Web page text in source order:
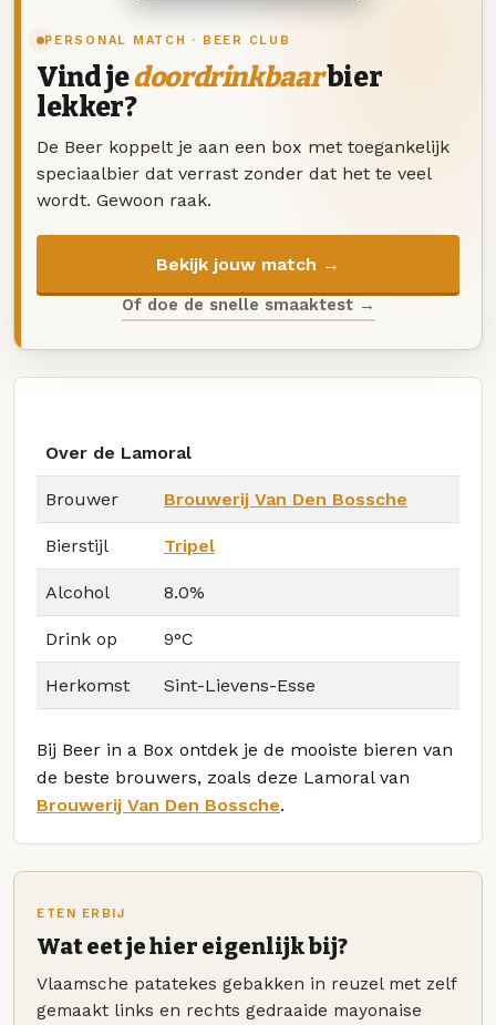
PERSONAL MATCH · BEER CLUB
Vind jedoordrinkbaarbier
lekker?
De Beer koppelt je aan een box met toegankelijk
speciaalbier dat verrast zonder dat het te veel
wordt. Gewoon raak.
Bekijk jouw match →
Of doe de snelle smaaktest →
Over de Lamoral
Brouwer Brouwerij Van Den Bossche
Bierstijl Tripel
Alcohol 8.0%
Drink op 9°C
Herkomst Sint-Lievens-Esse
Bij Beer in a Box ontdek je de mooiste bieren van
de beste brouwers, zoals deze Lamoral van
Brouwerij Van Den Bossche.
ETEN ERBIJ
Wat eet je hier eigenlijk bij?
Vlaamsche patatekes gebakken in reuzel met zelf
gemaakt links en rechts gedraaide mayonaise